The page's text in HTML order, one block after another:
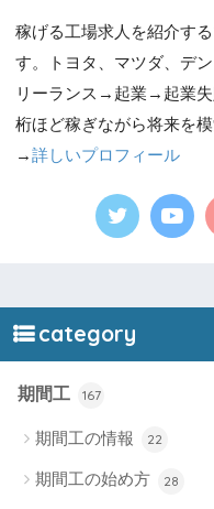
稼げる工場求人を紹介す
す。トヨタ、マツダ、デ
リーランス→起業→起業失
桁ほど稼ぎながら将来を模
→詳しいプロフィール
category
期間工 167
期間工の情報 22
期間工の始め方 28